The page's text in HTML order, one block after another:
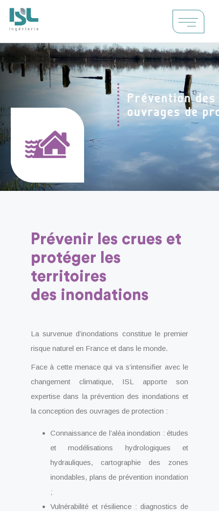
Prévention
ouvrages de
Prévenir les crues et
protéger les
territoires
des inondations
La survenue d’inondations constitue le premier
risque naturel en France et dans le monde.
Face à cette menace qui va s’intensifier avec le
changement climatique, ISL apporte son
expertise dans la prévention des inondations et
la conception des ouvrages de protection :
Connaissance de l’aléa inondation : études
et modélisations hydrologiques et
hydrauliques, cartographie des zones
inondables, plans de prévention inondation
;
Vulnérabilité et résilience : diagnostics de